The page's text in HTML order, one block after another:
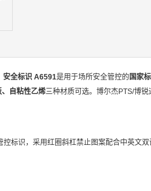
安全标识 A6591是用于场所安全管控的 国家
自粘性乙烯三种材质可选。博尔杰PTS/博
标识，采用红圈斜杠禁止图案配合中英文